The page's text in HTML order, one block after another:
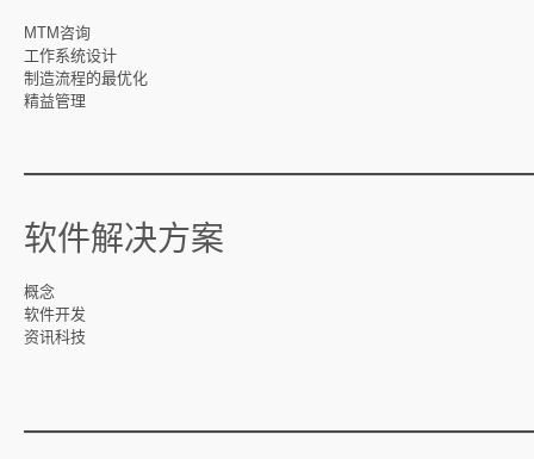
MTM咨询
工作系统设计
制造流程的最优化
精益管理
软件解决方案
概念
软件开发
资讯科技